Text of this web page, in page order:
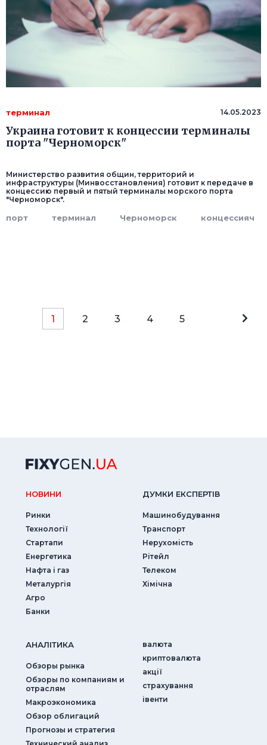
терминал 14.05.2023
Украина готовит к концессии терминалы
порта "Черноморск"
Министерство развития общин, территорий и
инфраструктуры (Минвосстановления) готовит к передаче в
концессию первый и пятый терминалы морского порта
"Черноморск".
порт терминал Черноморск концессияч
1 2 3 4 5
НОВИНИ
Ринки
Технології
Стартапи
Енергетика
Нафта і газ
Металургія
Агро
Банки
ДУМКИ ЕКСПЕРТIВ
Машинобудування
Транспорт
Нерухомість
Рітейл
Телеком
Хімічна
АНАЛIТИКА
Обзоры рынка
Обзоры по компаниям и
отраслям
Макроэкономика
Обзор облигаций
Прогнозы и стратегия
валюта
криптовалюта
акції
страхування
iвенти